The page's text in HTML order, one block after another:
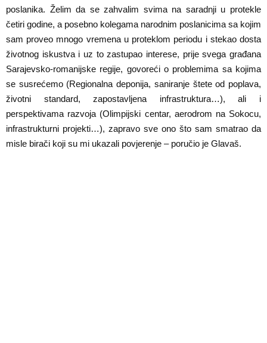
poslanika. Želim da se zahvalim svima na saradnji u protekle
četiri godine, a posebno kolegama narodnim poslanicima sa kojim
sam proveo mnogo vremena u proteklom periodu i stekao dosta
životnog iskustva i uz to zastupao interese, prije svega građana
Sarajevsko-romanijske regije, govoreći o problemima sa kojima
se susrećemo (Regionalna deponija, saniranje štete od poplava,
životni standard, zapostavljena infrastruktura…), ali i
perspektivama razvoja (Olimpijski centar, aerodrom na Sokocu,
infrastrukturni projekti…), zapravo sve ono što sam smatrao da
misle birači koji su mi ukazali povjerenje – poručio je Glavaš.